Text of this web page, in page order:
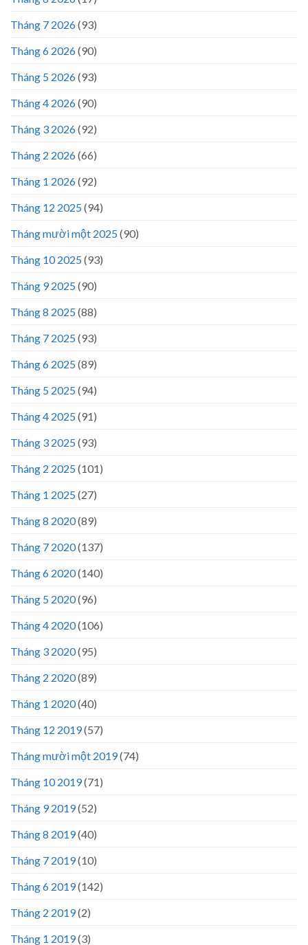
Tháng 7 2026(93)
Tháng 6 2026(90)
Tháng 5 2026(93)
Tháng 4 2026(90)
Tháng 3 2026(92)
Tháng 2 2026(66)
Tháng 1 2026(92)
Tháng 12 2025(94)
Tháng mười một 2025(90)
Tháng 10 2025(93)
Tháng 9 2025(90)
Tháng 8 2025(88)
Tháng 7 2025(93)
Tháng 6 2025(89)
Tháng 5 2025(94)
Tháng 4 2025(91)
Tháng 3 2025(93)
Tháng 2 2025(101)
Tháng 1 2025(27)
Tháng 8 2020(89)
Tháng 7 2020(137)
Tháng 6 2020(140)
Tháng 5 2020(96)
Tháng 4 2020(106)
Tháng 3 2020(95)
Tháng 2 2020(89)
Tháng 1 2020(40)
Tháng 12 2019(57)
Tháng mười một 2019(74)
Tháng 10 2019(71)
Tháng 9 2019(52)
Tháng 8 2019(40)
Tháng 7 2019(10)
Tháng 6 2019(142)
Tháng 2 2019(2)
Tháng 1 2019(3)